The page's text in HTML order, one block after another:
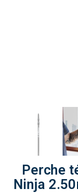
Perche
Ninja